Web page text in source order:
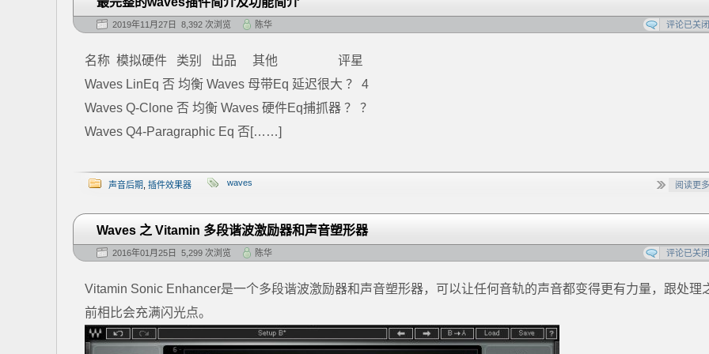
2019年11月27日 8,392 次浏览 陈华 评论已关闭
名称 模拟硬件 类别 出品 其他 评星
Waves LinEq 否 均衡 Waves 母带Eq 延迟很大 ？ 4
Waves Q-Clone 否 均衡 Waves 硬件Eq捕抓器 ？ ？
Waves Q4-Paragraphic Eq 否[……]
声音后期 插件效果器 waves 阅读更多
Waves 之 Vitamin 多段谐波激励器和声音塑形器
2016年01月25日 5,299 次浏览 陈华 评论已关闭
Vitamin Sonic Enhancer是一个多段谐波激励器和声音塑形器，可以让任何音轨的声音都变得更有力量，跟处理
前相比会充满闪光点。